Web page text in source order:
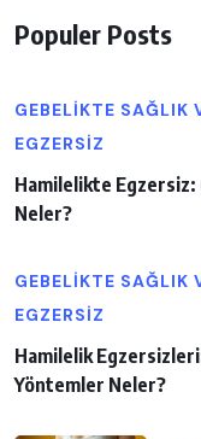
Populer Posts
GEBELIKTE SAĞLIK
EGZERSIZ
Hamilelikte Egzersiz:
Neler?
GEBELIKTE SAĞLIK
EGZERSIZ
Hamilelik
Yöntemler Neler?